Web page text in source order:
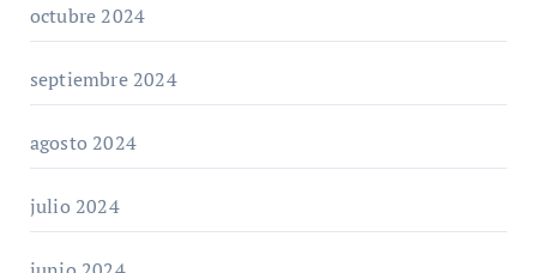
octubre 2024
septiembre 2024
agosto 2024
julio 2024